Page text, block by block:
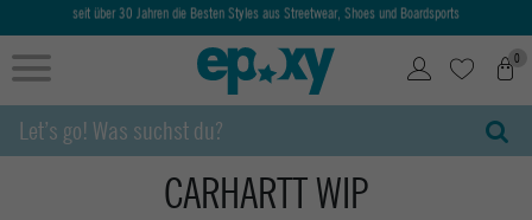
Ab 50€ kostenlose Lieferung & Retoure
0
CARHARTT WIP